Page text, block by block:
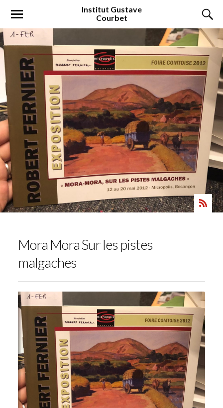
Institut Gustave
Courbet
Mora Mora Sur les pistes
malgaches